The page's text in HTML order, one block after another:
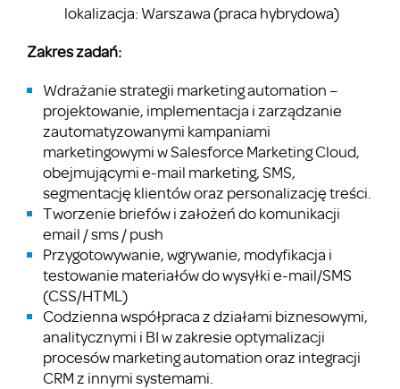
lokalizacja: Warszawa (praca hybrydowa)
Zakres zadań:
Wdrażanie strategii marketing automation –
projektowanie, implementacja i zarządzanie
zautomatyzowanymi kampaniami
marketingowymi w Salesforce Marketing Cloud,
obejmującymi e-mail marketing, SMS,
segmentację klientów oraz personalizację treści.
Tworzenie briefów i założeń do komunikacji
email / sms / push
Przygotowywanie, wgrywanie, modyfikacja i
testowanie materiałów do wysyłki e-mail/SMS
(CSS/HTML)
Codzienna współpraca z działami biznesowymi,
analitycznymi i BI w zakresie optymalizacji
procesów marketing automation oraz integracji
CRM z innymi systemami.